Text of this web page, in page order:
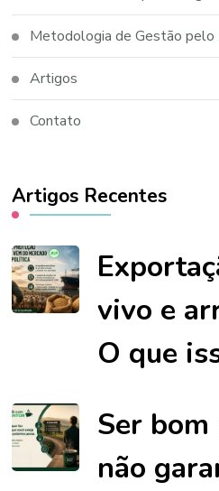
Metodologia de Gestão pelo
Artigos
Contato
Artigos Recentes
vivo e
O que
Ser
não